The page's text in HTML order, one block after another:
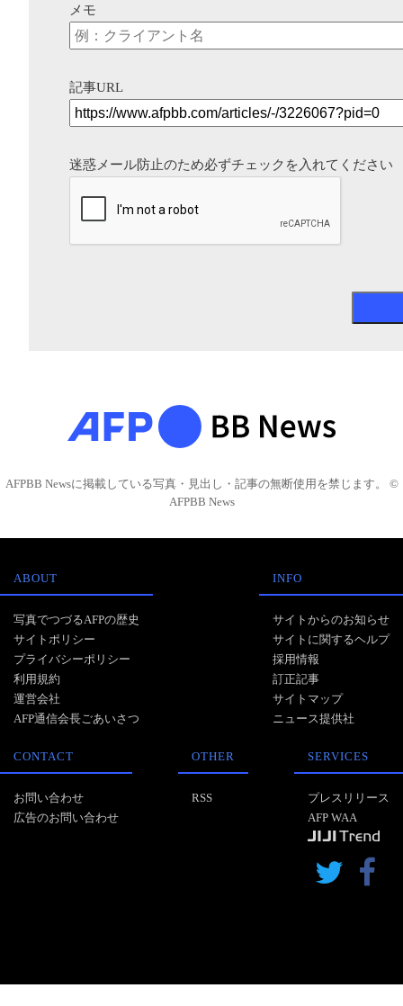
メモ
記事URL
迷惑メール防止のため必ずチェックを入れてください
AFPBB Newsに掲載している写真・見出し・記事の無断使用を禁じます。 ©
AFPBB News
ABOUT
写真でつづるAFPの歴史
サイトポリシー
プライバシーポリシー
利用規約
運営会社
AFP通信会長ごあいさつ
INFO
サイトからのお知らせ
サイトに関するヘルプ
採用情報
訂正記事
サイトマップ
ニュース提供社
CONTACT
お問い合わせ
広告のお問い合わせ
OTHER
RSS
SERVICES
プレスリリース
AFP WAA